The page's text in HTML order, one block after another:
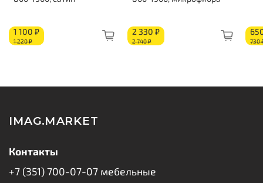
Жесткость стороны 1: средняя
Жесткость стороны 2: средняя
Изоляционный слой
Ортофайбер: 20 мм
1 100 ₽
1 220 ₽
2 330 ₽
2 740 ₽ 730
IMAG.MARKET
Контакты
+7 (351) 700-07-07 мебельные